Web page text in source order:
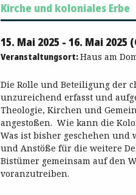
Kirche und koloniales Erbe
15. Mai 2025 - 16. Mai 2025
Veranstaltungsort:Haus am
Die Rolle und Beteiligung der
unzureichend erfasst und
Theologie, Kirchen und
angestoßen. Wie kann die
Was ist bisher geschehen und
und Anstöße für die weitere
Bistümer gemeinsam auf den
voranzutreiben.